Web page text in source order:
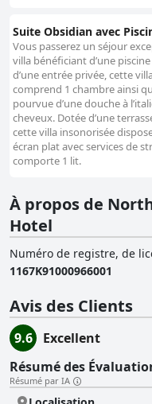
Suite Obsidian avec
Vous passerez un séjour
villa bénéficiant d’une
d’une entrée privée, cette
comprend 1 chambre ainsi
pourvue d’une douche à
cheveux. Dotée d’une
cette villa insonorisée
écran plat avec services de
comporte 1 lit.
À propos de
Hotel
Numéro de registre, de
1167K91000966001
Avis des Clients
9.6
Excellent
Résumé des
Résumé par IA